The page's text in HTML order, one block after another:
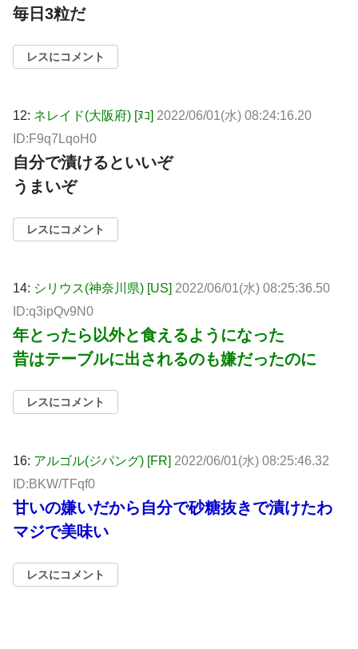
毎日3粒だ
レスにコメント
12: ネレイド(大阪府) [ﾇｺ] 2022/06/01(水) 08:24:16.20
ID:F9q7LqoH0
自分で漬けるといいぞ
うまいぞ
レスにコメント
14: シリウス(神奈川県) [US] 2022/06/01(水) 08:25:36.50
ID:q3ipQv9N0
年とったら以外と食えるようになった
昔はテーブルに出されるのも嫌だったのに
レスにコメント
16: アルゴル(ジパング) [FR] 2022/06/01(水) 08:25:46.32
ID:BKW/TFqf0
甘いの嫌いだから自分で砂糖抜きで漬けたわ
マジで美味い
レスにコメント